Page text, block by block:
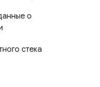
о
стека